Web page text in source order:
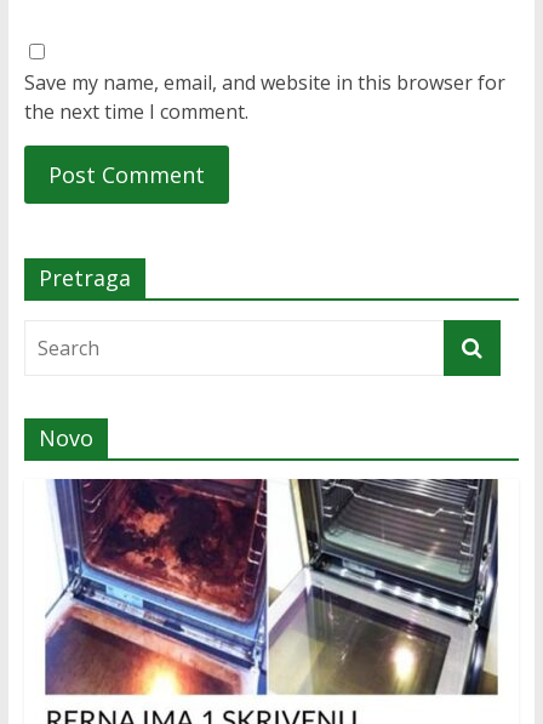
Save my name, email, and website in this browser for
the next time I comment.
Pretraga
Novo